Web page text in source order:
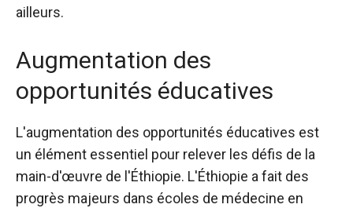
ailleurs.
Augmentation des
opportunités éducatives
L'augmentation des opportunités éducatives est
un élément essentiel pour relever les défis de la
main-d'œuvre de l'Éthiopie. L'Éthiopie a fait des
progrès majeurs dans écoles de médecine en